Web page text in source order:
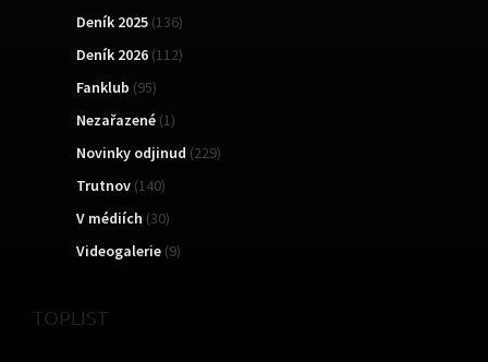
Deník 2025 (136)
Deník 2026 (112)
Fanklub (95)
Nezařazené (1)
Novinky odjinud (229)
Trutnov (140)
V médiích (30)
Videogalerie (9)
TOPLIST